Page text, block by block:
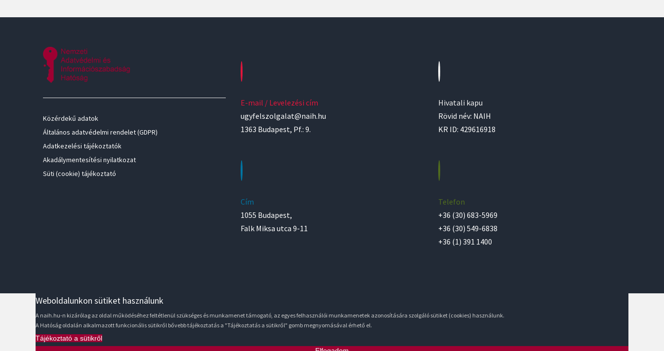
Közérdekű adatok
Általános adatvédelmi rendelet (GDPR)
Adatkezelési tájékoztatók
Akadálymentesítési nyilatkozat
Süti (cookie) tájékoztató
E-mail / Levelezési cím
ugyfelszolgalat@naih.hu
1363 Budapest, Pf.: 9.
Cím
1055 Budapest,
Falk Miksa utca 9-11
Hivatali kapu
Rövid név: NAIH
KR ID: 429616918
Telefon
+36 (30) 683-5969
+36 (30) 549-6838
+36 (1) 391 1400
Weboldalunkon sütiket használunk
A naih.hu-n kizárólag az oldal működéséhez feltétlenül szükséges és munkamenet támogató, az egyes felhasználói munkamenetek azonosítására szolgáló sütiket (cookies) használunk.
A Hatóság oldalán alkalmazott funkcionális sütikről bővebb tájékoztatás a "Tájékoztatás a sütikről" gomb megnyomásával érhető el.
Tájékoztató a sütikről